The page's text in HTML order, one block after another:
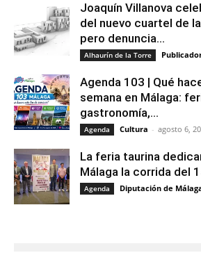
Joaquín Villanova
del nuevo cuartel de
pero denuncia...
Alhaurín de la Torre
Agenda 103 | Qué
semana en Málaga:
gastronomía,...
Agenda Cultura - agosto 6,
La feria taurina
Málaga la corrida del
Agenda Diputación de